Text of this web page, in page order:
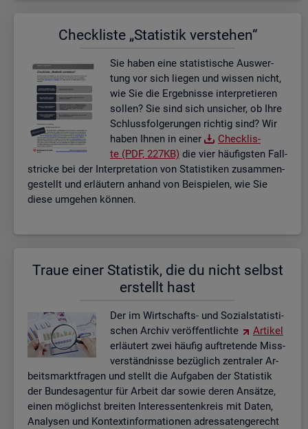
Check­lis­te „Sta­tis­tik ver­ste­hen“
Sie haben eine sta­tis­ti­sche Aus­wer­
tung vor sich lie­gen und wis­sen nicht,
wie Sie die Er­geb­nis­se in­ter­pre­tie­ren
sol­len? Sie sind sich un­si­cher, ob Ihre
Schluss­fol­ge­run­gen rich­tig sind? Wir
haben Ihnen in einer
Check­lis­
te (PDF, 227KB) die vier häu­figs­ten Fall­
stri­cke bei der In­ter­pre­ta­ti­on von Sta­tis­ti­ken zu­sam­men­
ge­stellt und er­läu­tern an­hand von Bei­spie­len, wie Sie
diese um­ge­hen kön­nen.
Traue einer Sta­tis­tik, die du nicht selbst
er­stellt hast
Der im Wirt­schafts- und So­zi­al­sta­tis­ti­
schen Ar­chiv ver­öf­fent­lich­te
Ar­ti­kel
er­läu­tert zwei häu­fig auf­tre­ten­de Miss­
ver­ständ­nis­se be­züg­lich zen­tra­ler Ar­
beits­markt­fra­gen und stellt die Auf­ga­ben der Sta­tis­tik
der Bun­des­agen­tur für Ar­beit dar sowie deren An­sät­ze,
einen mög­lichst brei­ten In­ter­es­sen­ten­kreis mit Daten,
Ana­ly­sen und Kon­text­in­for­ma­tio­nen adres­sa­ten­ge­recht